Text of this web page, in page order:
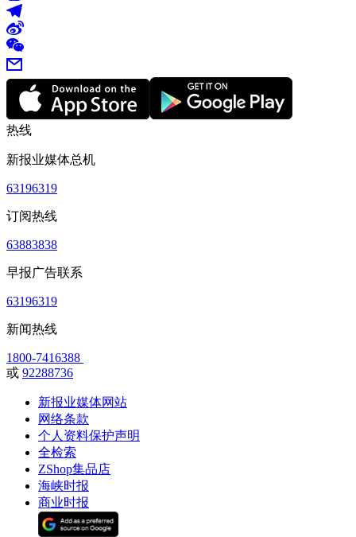
热线
新报业媒体总机
63196319
订阅热线
63883838
早报广告联系
63196319
新闻热线
1800-7416388
或 92288736
新报业媒体网站
网络条款
个人资料保护声明
全检索
ZShop集品店
海峡时报
商业时报